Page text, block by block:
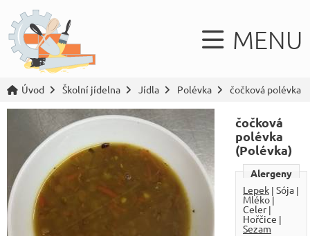
MENU
Úvod Školní jídelna Jídla Polévka čočková polévka
čočková
polévka
(Polévka)
Alergeny
Lepek | Sója |
Mléko |
Celer |
Hořčice |
Sezam